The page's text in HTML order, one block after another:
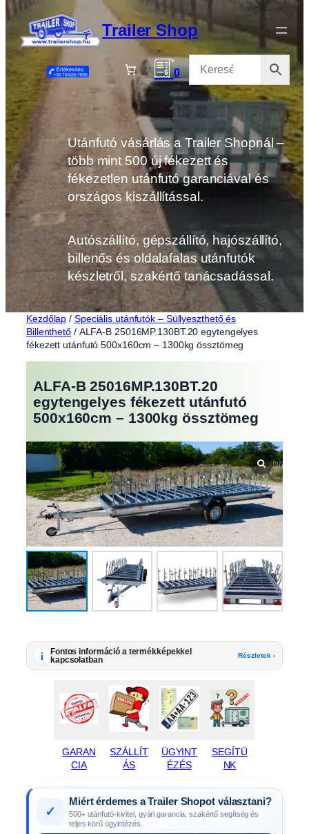
Ugrás
a
tartalomhoz
Trailer Shop
0
Utánfutó vásárlás a Trailer Shopnál –
több mint 500 új fékezett és
fékezetlen utánfutó garanciával és
országos kiszállítással.
Autószállító, gépszállító, hajószállító,
billenős és oldalafalas utánfutók
készletről, szakértő tanácsadással.
Kezdőlap / Speciális utánfutók – Süllyeszthető és
Billenthető/ ALFA-B 25016MP.130BT.20 egytengelyes
fékezett utánfutó 500x160cm – 1300kg össztömeg
ALFA-B 25016MP.130BT.20
egytengelyes fékezett utánfutó
500x160cm – 1300kg össztömeg
i
Fontos információ a termékképekkel
kapcsolatban
Részletek ›
GARAN
CIA
SZÁLLÍT
ÁS
ÜGYINT
ÉZÉS
SEGÍTÜ
NK
✓
Miért érdemes a Trailer Shopot választani?
500+ utánfutó-kivitel, gyári garancia, szakértő segítség és
teljes körű ügyintézés.